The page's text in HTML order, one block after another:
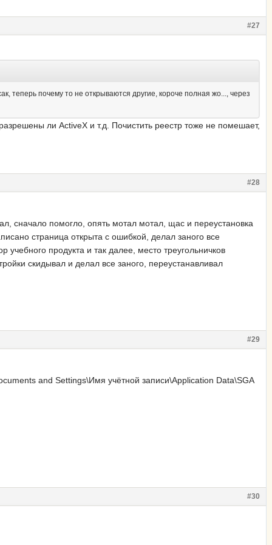
#27
теперь почему то не открываются другие, короче полная жо..., через
ли ActiveX и т.д. Почистить реестр тоже не помешает,
#28
сначало помогло, опять мотал мотал, щас и переустановка
страница открыта с ошибкой, делал заного все
учебного продукта и так далее, место треугольничков
скидывал и делал все заного, переустанавливал
#29
and Settings\Имя учётной записи\Application Data\SGA
#30